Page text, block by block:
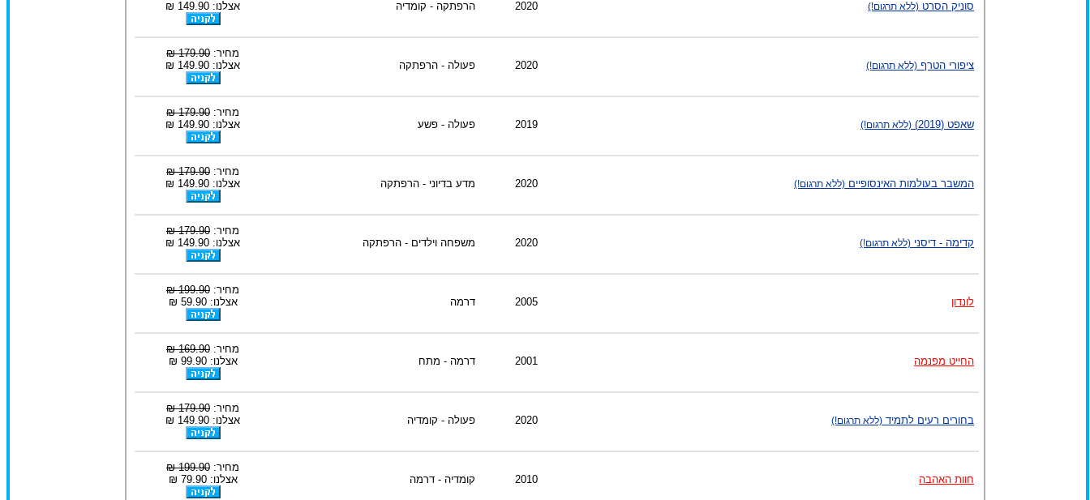
סוניק הסרט (ללא תרגום!) 2020 הרפתקה - קומדיה
אצלנו: 149.90 ₪
ציפורי הטרף (ללא תרגום!) 2020 פעולה - הרפתקה
מחיר: 179.90 ₪
אצלנו: 149.90 ₪
שאפט (2019) (ללא תרגום!) 2019 פעולה - פשע
מחיר: 179.90 ₪
אצלנו: 149.90 ₪
המשבר בעולמות האינסופיים (ללא תרגום!) 2020 מדע בדיוני - הרפתקה
מחיר: 179.90 ₪
אצלנו: 149.90 ₪
קדימה - דיסני (ללא תרגום!) 2020 משפחה וילדים - הרפתקה
מחיר: 179.90 ₪
אצלנו: 149.90 ₪
לונדון 2005 דרמה
מחיר: 199.90 ₪
אצלנו: 59.90 ₪
החייט מפנמה 2001 דרמה - מתח
מחיר: 169.90 ₪
אצלנו: 99.90 ₪
בחורים רעים לתמיד (ללא תרגום!) 2020 פעולה - קומדיה
מחיר: 179.90 ₪
אצלנו: 149.90 ₪
חוות האהבה 2010 קומדיה - דרמה
מחיר: 199.90 ₪
אצלנו: 79.90 ₪